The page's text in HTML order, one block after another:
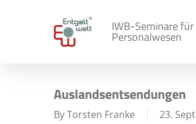
IWB-Seminare
Personalwesen
Auslandsentsendungen
ByTorsten Franke 23.